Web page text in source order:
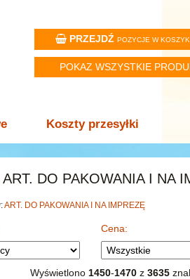
PRZEJDŹ POZYCJE W
POKAZ WSZYSTKIE
Koszty przesyłki
ART. DO PAKOWANIA I NA
ART. DO PAKOWANIA I NA IMPREZĘ
Cena:
Wyświetlono 1450-1470z 3635